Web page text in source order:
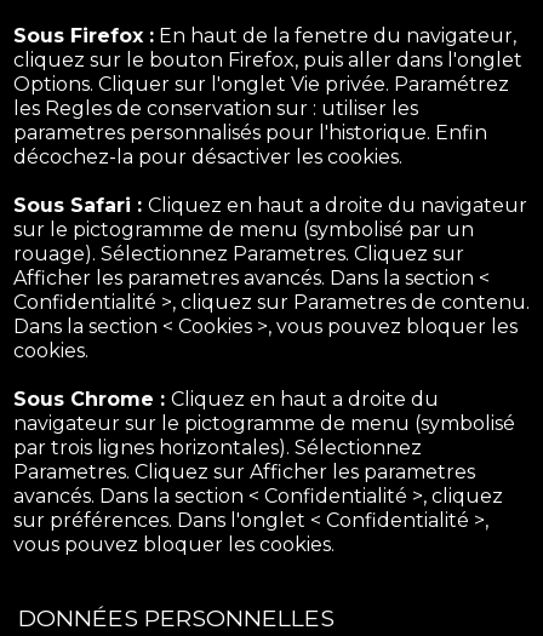
Sous Firefox : En haut de la fenetre du navigateur,
cliquez sur le bouton Firefox, puis aller dans l'onglet
Options. Cliquer sur l'onglet Vie privée. Paramétrez
les Regles de conservation sur : utiliser les
parametres personnalisés pour l'historique. Enfin
décochez-la pour désactiver les cookies.
Sous Safari : Cliquez en haut a droite du navigateur
sur le pictogramme de menu (symbolisé par un
rouage). Sélectionnez Parametres. Cliquez sur
Afficher les parametres avancés. Dans la section <
Confidentialité >, cliquez sur Parametres de contenu.
Dans la section < Cookies >, vous pouvez bloquer les
cookies.
Sous Chrome : Cliquez en haut a droite du
navigateur sur le pictogramme de menu (symbolisé
par trois lignes horizontales). Sélectionnez
Parametres. Cliquez sur Afficher les parametres
avancés. Dans la section < Confidentialité >, cliquez
sur préférences. Dans l'onglet < Confidentialité >,
vous pouvez bloquer les cookies.
DONNÉES PERSONNELLES